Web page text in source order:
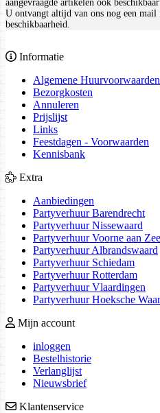
aangevraagde artikelen ook
U ontvangt altijd van ons nog een mail
beschikbaarheid.
Informatie
Algemene Huurvoorwaarden
Bezorgkosten
Annuleren
Prijslijst
Links
Feestdagen - Voorwaarden
Kennisbank
Extra
Aanbiedingen
Partyverhuur Barendrecht
Partyverhuur Nissewaard
Partyverhuur Voorne aan Zee
Partyverhuur Albrandswaard
Partyverhuur Schiedam
Partyverhuur Rotterdam
Partyverhuur Vlaardingen
Partyverhuur Hoeksche
Mijn account
inloggen
Bestelhistorie
Verlanglijst
Nieuwsbrief
Klantenservice